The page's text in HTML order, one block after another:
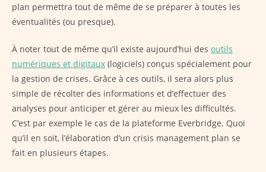
plan permettra tout de même de se préparer à toutes les
éventualités (ou presque).
À noter tout de même qu’il existe aujourd’hui des outils
numériques et digitaux (logiciels) conçus spécialement pour
la gestion de crises. Grâce à ces outils, il sera alors plus
simple de récolter des informations et d’effectuer des
analyses pour anticiper et gérer au mieux les difficultés.
C’est par exemple le cas de la plateforme Everbridge. Quoi
qu’il en soit, l’élaboration d’un crisis management plan se
fait en plusieurs étapes.